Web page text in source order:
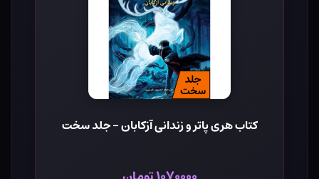
کتاب هری پاتر و زندانی آزکابان - جلد سخت